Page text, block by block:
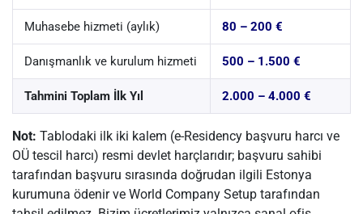
Muhasebe hizmeti (aylık) 80 – 200 €
Danışmanlık ve kurulum hizmeti 500 – 1.500 €
Tahmini Toplam İlk Yıl 2.000 – 4.000 €
Not: Tablodaki ilk iki kalem (e-Residency başvuru harcı ve
OÜ tescil harcı) resmi devlet harçlarıdır; başvuru sahibi
tarafından başvuru sırasında doğrudan ilgili Estonya
kurumuna ödenir ve World Company Setup tarafından